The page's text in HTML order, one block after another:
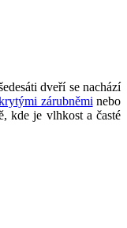
dveří se nachází
zárubněmi nebo
kde je vlhkost a časté